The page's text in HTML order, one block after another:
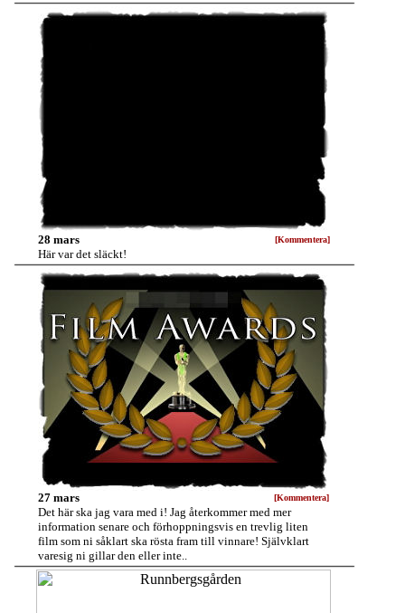
28 mars [Kommentera]
Här var det släckt!
27 mars [Kommentera]
Det här ska jag vara med i! Jag återkommer med mer
information senare och förhoppningsvis en trevlig liten
film som ni såklart ska rösta fram till vinnare! Självklart
varesig ni gillar den eller inte..